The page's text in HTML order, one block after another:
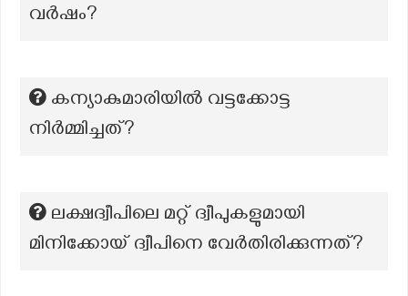
വർഷം?
കന്യാകുമാരിയിൽ വട്ടക്കോട്ട
നിർമ്മിച്ചത്?
ലക്ഷദ്വീപിലെ മറ്റ് ദ്വീപുകളുമായി
മിനിക്കോയ് ദ്വീപിനെ വേർതിരിക്കുന്നത്?